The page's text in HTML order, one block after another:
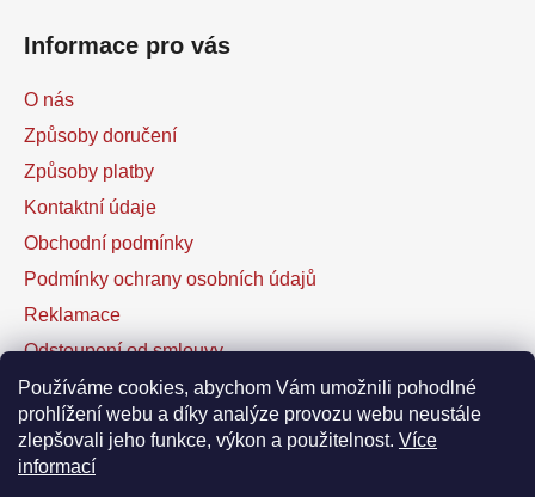
Používáme cookies, abychom Vám umožnili pohodlné
prohlížení webu a díky analýze provozu webu neustále
zlepšovali jeho funkce, výkon a použitelnost. Více
informací
Informace pro vás
O nás
Způsoby doručení
Způsoby platby
Kontaktní údaje
Obchodní podmínky
Podmínky ochrany osobních údajů
Reklamace
Odstoupení od smlouvy
Kontaktní formulář
Facebook